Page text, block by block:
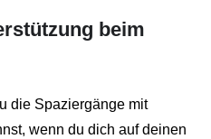
beim
die Spaziergänge mit
wenn du dich auf deinen